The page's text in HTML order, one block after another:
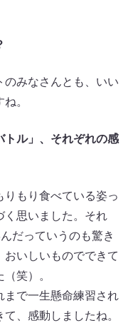
みなさんとも、いい
。
ル」、それぞれの感
もり食べている姿っ
く思いました。それ
だっていうのも驚き
いしいものでできて
笑）。
まで一生懸命練習され
、感動しましたね。